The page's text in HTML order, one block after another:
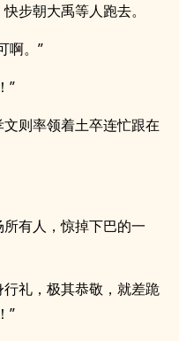
步朝大禹等人跑去。
啊。”
”
则率领着土卒连忙跟在
有人，惊掉下巴的一
礼，极其恭敬，就差跪
”